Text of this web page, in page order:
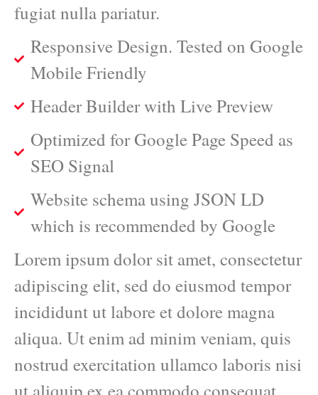
fugiat nulla pariatur.
Responsive Design. Tested on Google
Mobile Friendly
Header Builder with Live Preview
Optimized for Google Page Speed as
SEO Signal
Website schema using JSON LD
which is recommended by Google
Lorem ipsum dolor sit amet, consectetur
adipiscing elit, sed do eiusmod tempor
incididunt ut labore et dolore magna
aliqua. Ut enim ad minim veniam, quis
nostrud exercitation ullamco laboris nisi